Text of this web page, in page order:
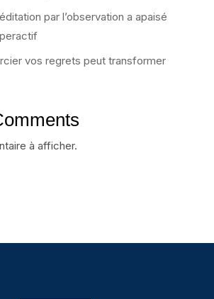
par l’observation a apaisé
vos regrets peut transformer
à afficher.